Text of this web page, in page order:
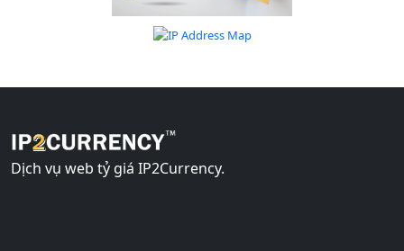
Dịch vụ web tỷ giá IP2Currency.